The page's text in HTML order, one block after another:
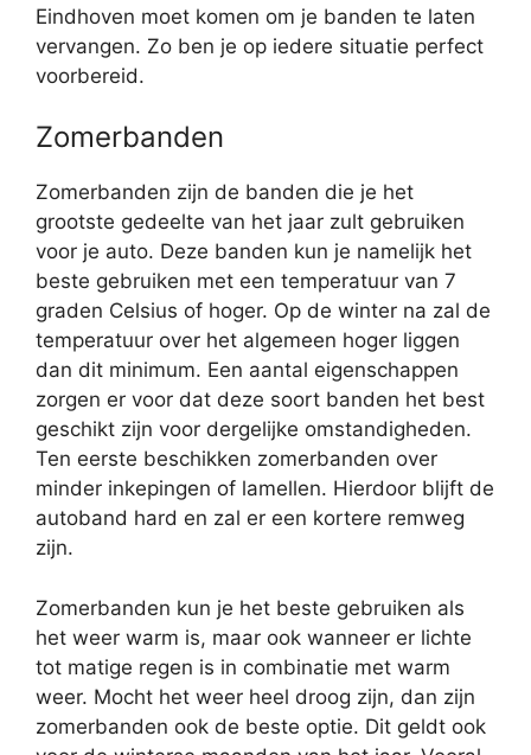
Eindhoven moet komen om je banden te laten
vervangen. Zo ben je op iedere situatie perfect
voorbereid.
Zomerbanden
Zomerbanden zijn de banden die je het
grootste gedeelte van het jaar zult gebruiken
voor je auto. Deze banden kun je namelijk het
beste gebruiken met een temperatuur van 7
graden Celsius of hoger. Op de winter na zal de
temperatuur over het algemeen hoger liggen
dan dit minimum. Een aantal eigenschappen
zorgen er voor dat deze soort banden het best
geschikt zijn voor dergelijke omstandigheden.
Ten eerste beschikken zomerbanden over
minder inkepingen of lamellen. Hierdoor blijft de
autoband hard en zal er een kortere remweg
zijn.
Zomerbanden kun je het beste gebruiken als
het weer warm is, maar ook wanneer er lichte
tot matige regen is in combinatie met warm
weer. Mocht het weer heel droog zijn, dan zijn
zomerbanden ook de beste optie. Dit geldt ook